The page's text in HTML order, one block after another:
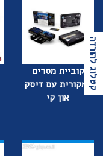
קטלוג להורדה קוביית מסרים
המקורית עם דיסק
און קי